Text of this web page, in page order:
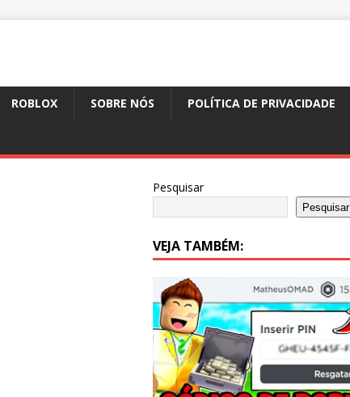
ROBLOX SOBRE NÓS POLÍTICA DE PRIVACIDADE
Pesquisar
Pesquisar
VEJA TAMBÉM: